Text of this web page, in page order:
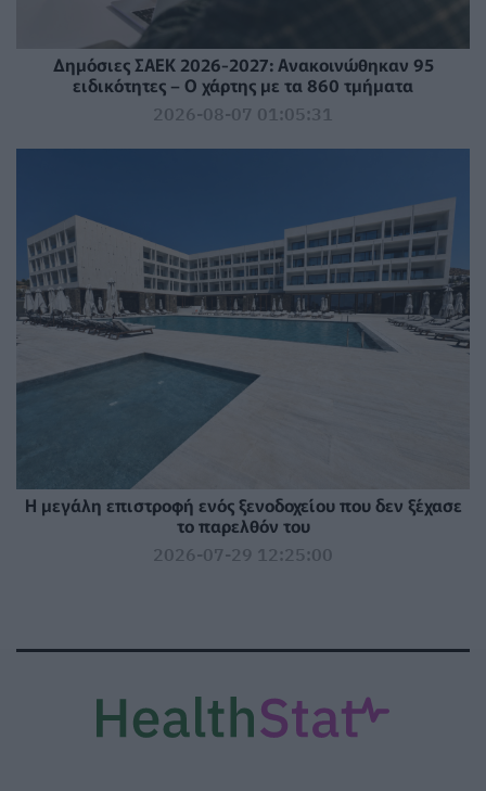
Δημόσιες ΣΑΕΚ 2026-2027: Ανακοινώθηκαν 95
ειδικότητες – Ο χάρτης με τα 860 τμήματα
2026-08-07 01:05:31
Η μεγάλη επιστροφή ενός ξενοδοχείου που δεν ξέχασε
το παρελθόν του
2026-07-29 12:25:00